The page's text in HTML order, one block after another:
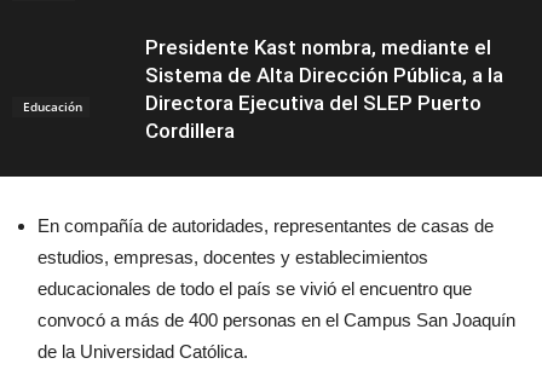
Educación
Presidente Kast nombra, mediante el
Sistema de Alta Dirección Pública, a la
Directora Ejecutiva del SLEP Puerto
Cordillera
En compañía de autoridades, representantes de casas de
estudios, empresas, docentes y establecimientos
educacionales de todo el país se vivió el encuentro que
convocó a más de 400 personas en el Campus San Joaquín
de la Universidad Católica.